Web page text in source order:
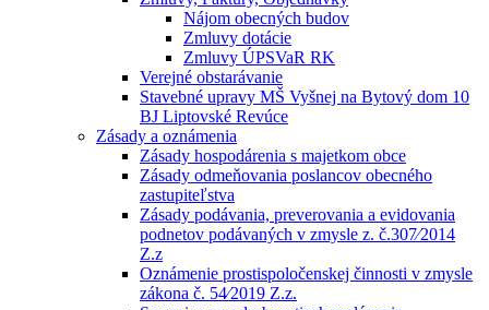
Nájom obecných budov
Zmluvy dotácie
Zmluvy ÚPSVaR RK
Verejné obstarávanie
Stavebné upravy MŠ Vyšnej na Bytový dom 10
BJ Liptovské Revúce
Zásady a oznámenia
Zásady hospodárenia s majetkom obce
Zásady odmeňovania poslancov obecného
zastupiteľstva
Zásady podávania, preverovania a evidovania
podnetov podávaných v zmysle z. č.307⁄2014
Z.z
Oznámenie prostispoločenskej činnosti v zmysle
zákona č. 54⁄2019 Z.z.